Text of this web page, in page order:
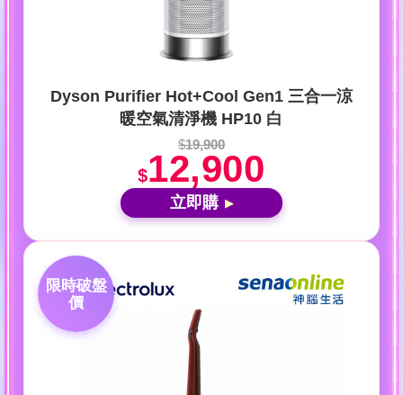
Dyson Purifier Hot+Cool Gen1 三合一涼
暖空氣清淨機 HP10 白
$19,900
$12,900
立即購 ▶
限時破盤
價